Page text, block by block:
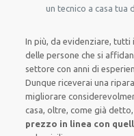
un tecnico a casa tua
In più, da evidenziare, tutti
delle persone che si
settore con anni di
Dunque riceverai una
migliorare
casa, oltre, come già
prezzo in linea con